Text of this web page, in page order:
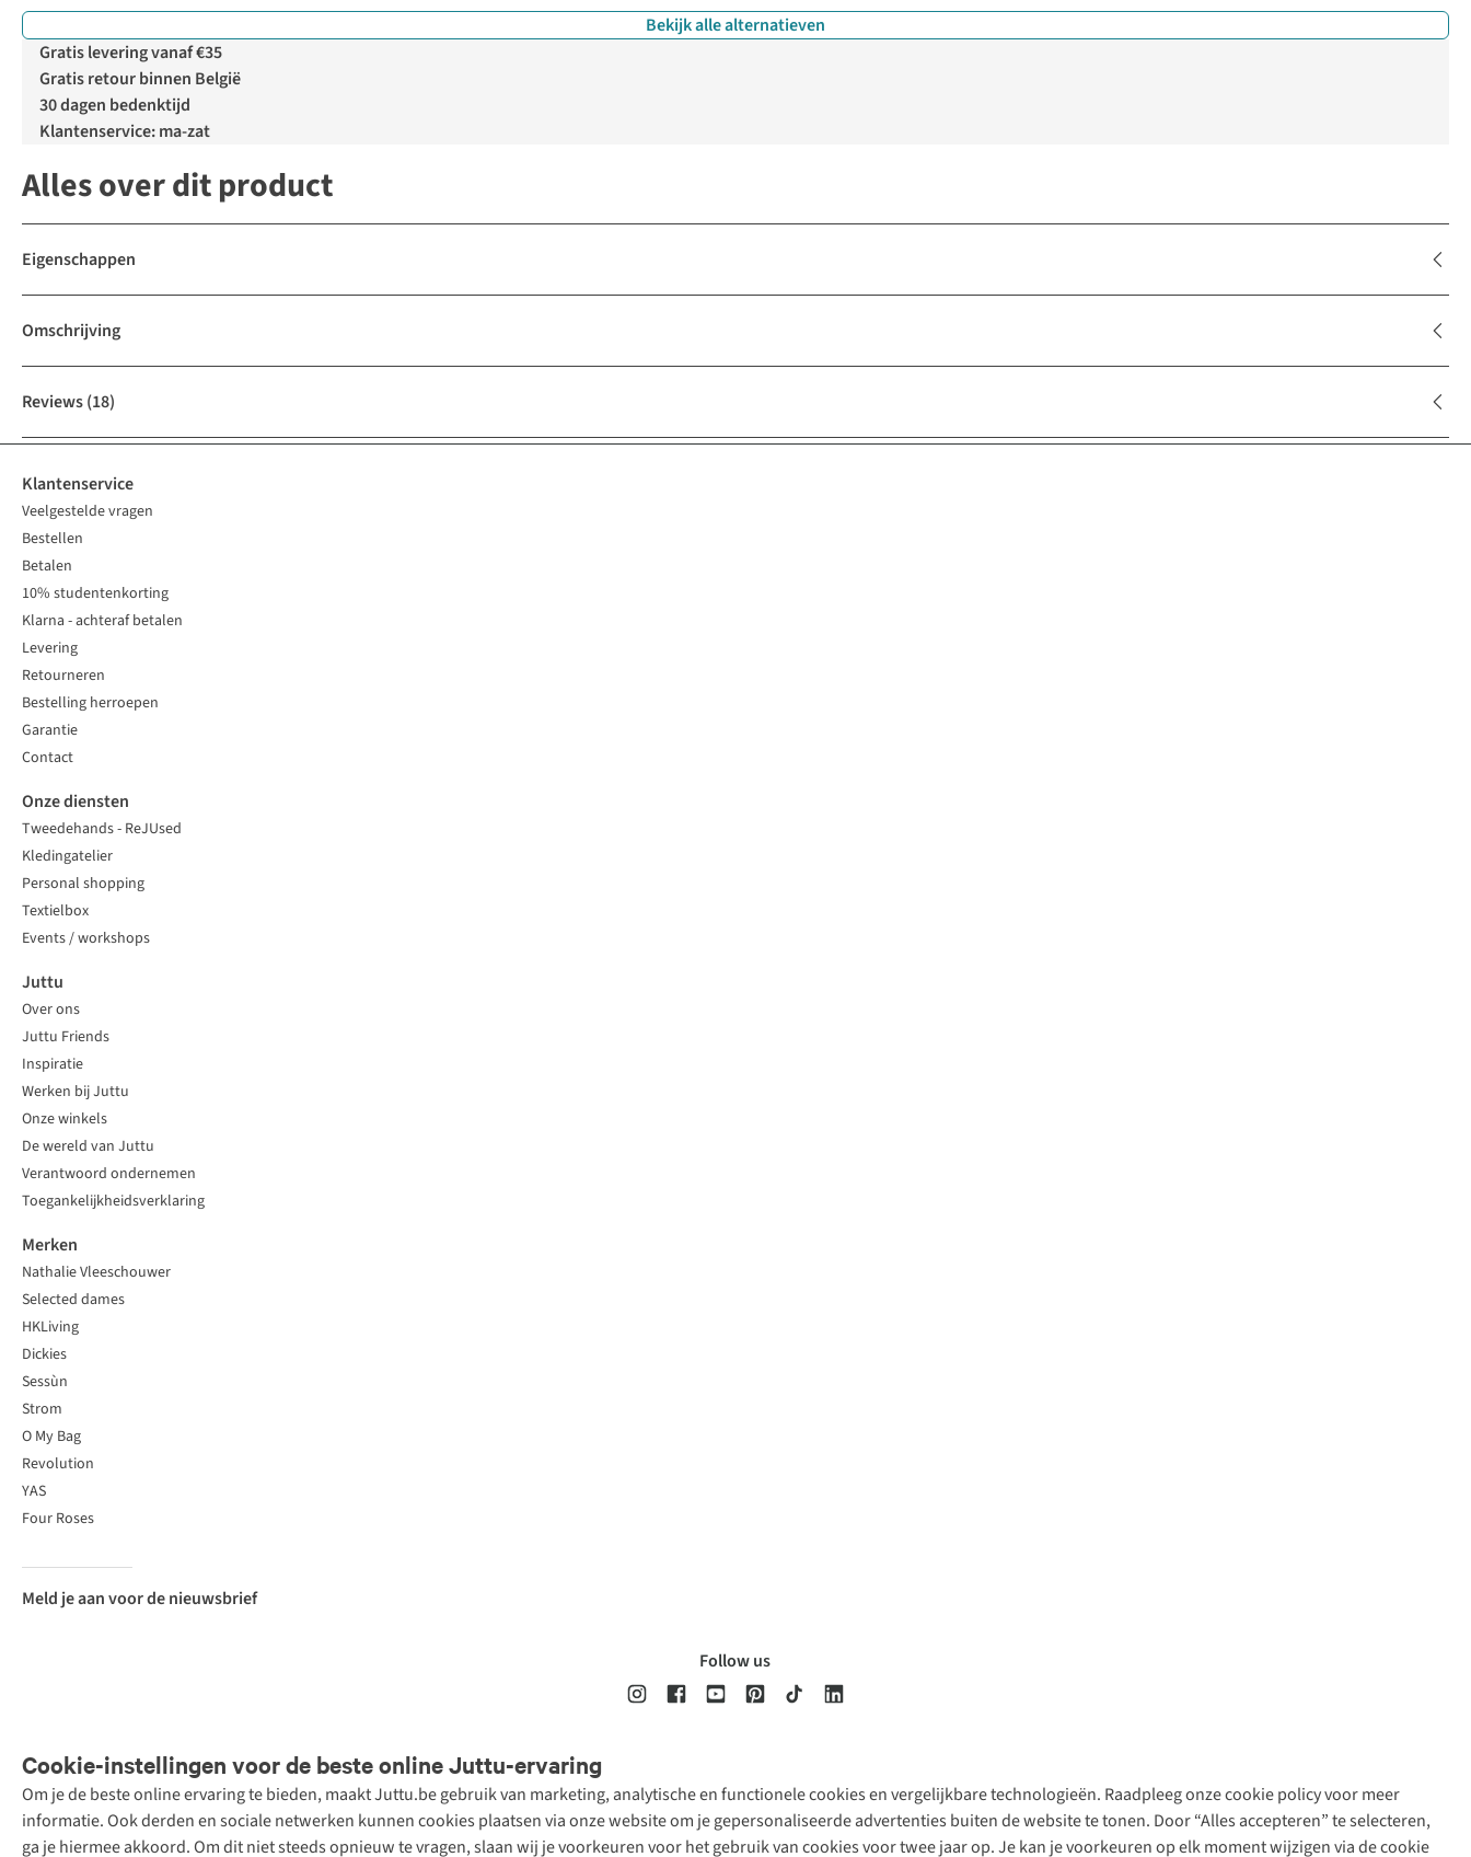
Bekijk alle alternatieven
Gratis levering vanaf €35
Gratis retour binnen België
30 dagen bedenktijd
Klantenservice: ma-zat
Alles over dit product
Eigenschappen
Omschrijving
Reviews(18)
Cookie-instellingen voor de beste online Juttu-ervaring
Om je de beste online ervaring te bieden, maakt Juttu.be gebruik van marketing, analytische en functionele cookies en vergelijkbare technologieën. Raadpleeg onze cookie policy voor meer
informatie. Ook derden en sociale netwerken kunnen cookies plaatsen via onze website om je gepersonaliseerde advertenties buiten de website te tonen. Door “Alles accepteren” te selecteren,
ga je hiermee akkoord. Om dit niet steeds opnieuw te vragen, slaan wij je voorkeuren voor het gebruik van cookies voor twee jaar op. Je kan je voorkeuren op elk moment wijzigen via de cookie
Klantenservice
Veelgestelde vragen
Bestellen
Betalen
10% studentenkorting
Klarna - achteraf betalen
Levering
Retourneren
Bestelling herroepen
Garantie
Contact
Onze diensten
Tweedehands - ReJUsed
Kledingatelier
Personal shopping
Textielbox
Events / workshops
Juttu
Over ons
Juttu Friends
Inspiratie
Werken bij Juttu
Onze winkels
De wereld van Juttu
Verantwoord ondernemen
Toegankelijkheidsverklaring
Merken
Nathalie Vleeschouwer
Selected dames
HKLiving
Dickies
Sessùn
Strom
O My Bag
Revolution
YAS
Four Roses
Meld je aan voor de nieuwsbrief
Follow us
Disclaimer Privacy Policy
Retail Concepts
N.V.,